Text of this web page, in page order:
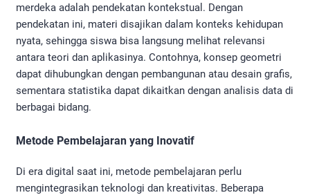
merdeka adalah pendekatan kontekstual. Dengan
pendekatan ini, materi disajikan dalam konteks kehidupan
nyata, sehingga siswa bisa langsung melihat relevansi
antara teori dan aplikasinya. Contohnya, konsep geometri
dapat dihubungkan dengan pembangunan atau desain grafis,
sementara statistika dapat dikaitkan dengan analisis data di
berbagai bidang.
Metode Pembelajaran yang Inovatif
Di era digital saat ini, metode pembelajaran perlu
mengintegrasikan teknologi dan kreativitas. Beberapa